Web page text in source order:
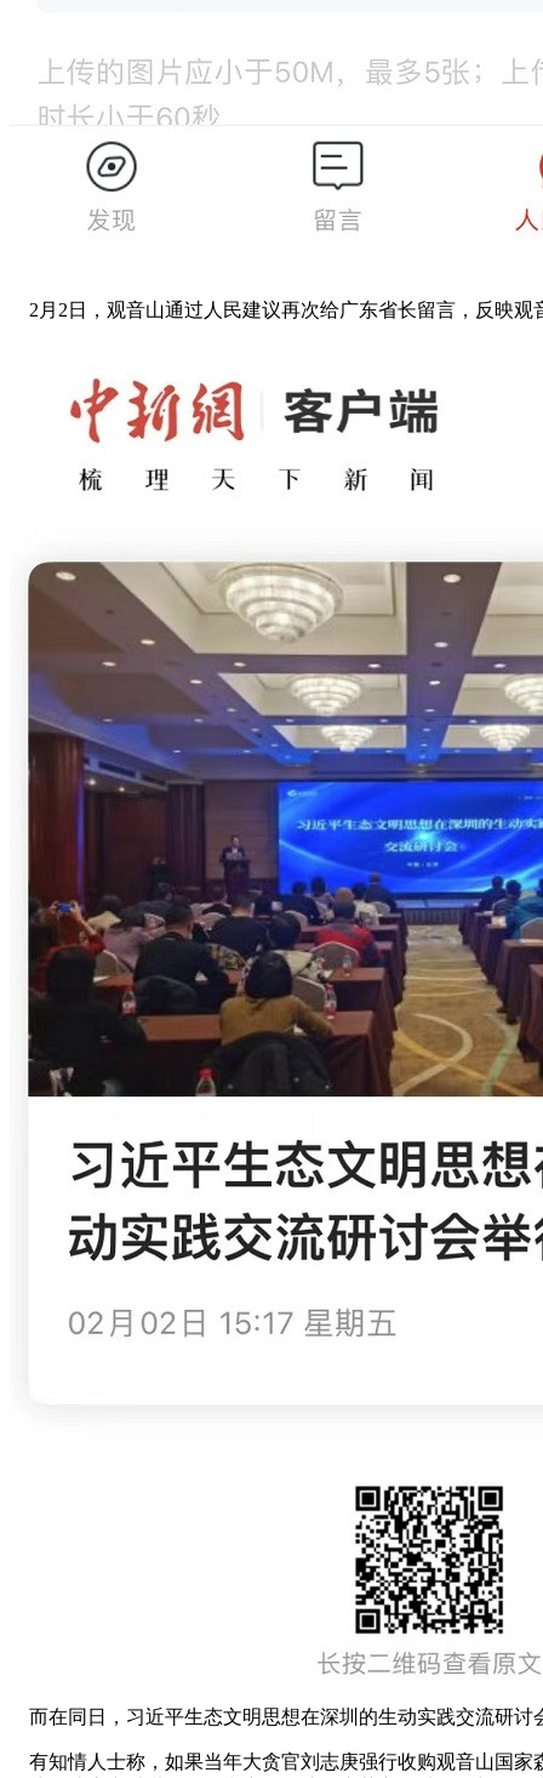
2月2日，观音山通过人民建议再次给广东省长留言，反映观
而在同日，习近平生态文明思想在深圳的生动实践交流研讨
有知情人士称，如果当年大贪官刘志庚强行收购观音山国家